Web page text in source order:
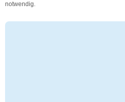
notwendig.